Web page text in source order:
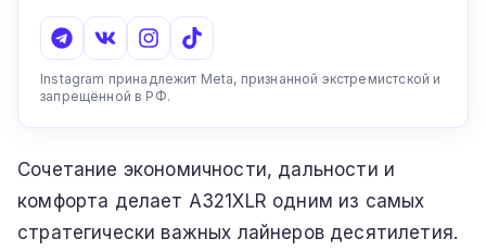
Instagram принадлежит Meta, признанной экстремистской и
запрещённой в РФ.
Сочетание экономичности, дальности и
комфорта делает A321XLR одним из самых
стратегически важных лайнеров десятилетия.